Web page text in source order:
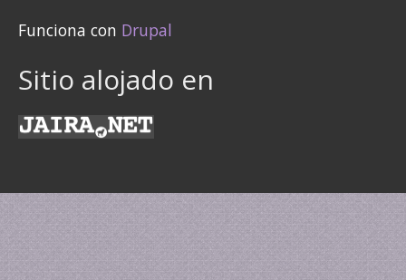
Funciona con Drupal
Sitio alojado en